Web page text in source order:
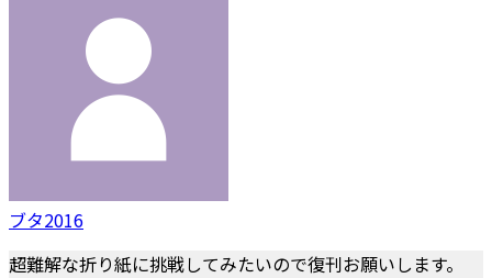
ブタ2016
超難解な折り紙に挑戦してみたいので復刊お願いします。